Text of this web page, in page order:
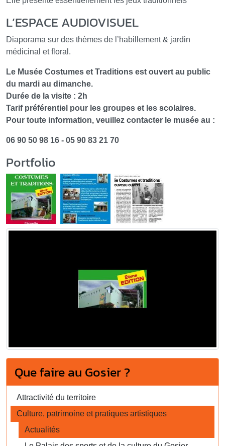
L’ESPACE AUDIOVISUEL
Diaporama sur des thèmes de l’habillement & jardin
médicinal et floral.
Le Musée Costumes et Traditions est ouvert au public
du mardi au dimanche.
Durée de la visite : 2h
Tarif préférentiel pour les groupes et les scolaires.
Pour toute information, veuillez contacter le musée au :
06 90 50 98 16 - 05 90 83 21 70
Portfolio
Que faire au Gosier ?
Attractivité du territoire
Culture, patrimoine et pratiques artistiques
Actualités